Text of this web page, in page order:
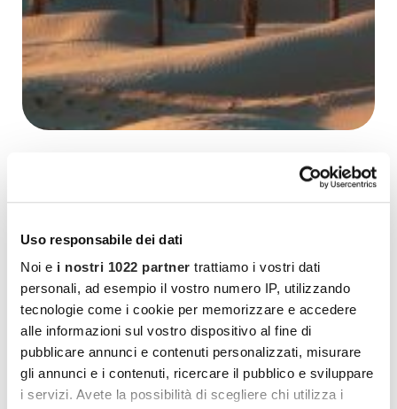
Uso responsabile dei dati
Noi e i nostri 1022 partner trattiamo i vostri dati
personali, ad esempio il vostro numero IP, utilizzando
tecnologie come i cookie per memorizzare e accedere
alle informazioni sul vostro dispositivo al fine di
pubblicare annunci e contenuti personalizzati, misurare
gli annunci e i contenuti, ricercare il pubblico e sviluppare
i servizi. Avete la possibilità di scegliere chi utilizza i
Tunisia archeologica e deserto